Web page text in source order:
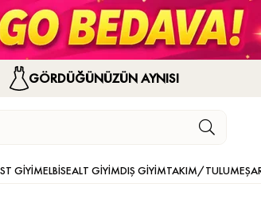
GÖRDÜĞÜNÜZÜN AYNISI
GİYİMELBİSEALT GİYİMDIŞ GİYİMTAKIM/TULUM